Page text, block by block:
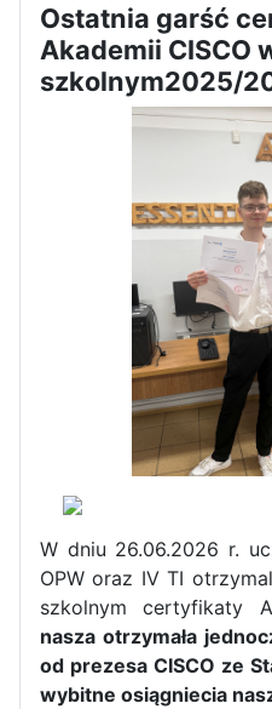
Apel z okazji 235-
uchwalenia
Dni Otwarte w
Informatycy
Staszica w Iłży!
Ostatnia garść
Akademii CISCO
szkolnym2025/
W dniu 26.06.2026 r.
OPW oraz IV TI
szkolnym certyfikaty
nasza otrzymała
od prezesa CISCO ze
wybitne osiągniecia